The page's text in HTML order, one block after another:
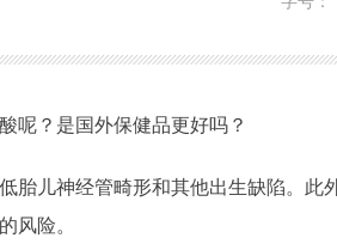
？是国外保健品更好吗？
儿神经管畸形和其他出生缺陷。此
风险。